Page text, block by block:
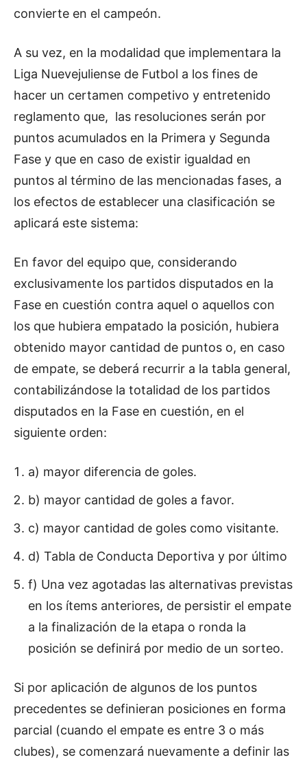
convierte en el campeón.
A su vez, en la modalidad que implementara la
Liga Nuevejuliense de Futbol a los fines de
hacer un certamen competivo y entretenido
reglamento que, las resoluciones serán por
puntos acumulados en la Primera y Segunda
Fase y que en caso de existir igualdad en
puntos al término de las mencionadas fases, a
los efectos de establecer una clasificación se
aplicará este sistema:
En favor del equipo que, considerando
exclusivamente los partidos disputados en la
Fase en cuestión contra aquel o aquellos con
los que hubiera empatado la posición, hubiera
obtenido mayor cantidad de puntos o, en caso
de empate, se deberá recurrir a la tabla general,
contabilizándose la totalidad de los partidos
disputados en la Fase en cuestión, en el
siguiente orden:
a) mayor diferencia de goles.
b) mayor cantidad de goles a favor.
c) mayor cantidad de goles como visitante.
d) Tabla de Conducta Deportiva y por último
f) Una vez agotadas las alternativas previstas
en los ítems anteriores, de persistir el empate
a la finalización de la etapa o ronda la
posición se definirá por medio de un sorteo.
Si por aplicación de algunos de los puntos
precedentes se definieran posiciones en forma
parcial (cuando el empate es entre 3 o más
clubes), se comenzará nuevamente a definir las